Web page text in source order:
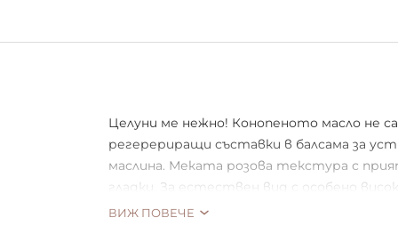
Целуни ме нежно! Конопеното масло не
регерериращи съставки в балсама за
маслина. Меката розова текстура с
гладки. За естествен вид с особено
ВИЖ ПОВЕЧЕ